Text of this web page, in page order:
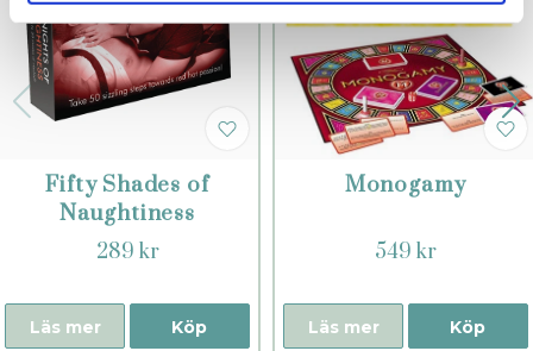
Fifty Shades of
Naughtiness
289 kr
Köp
Läs mer
Monogamy
549 kr
Köp
Läs mer